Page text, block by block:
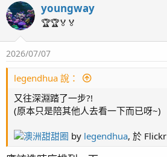
youngway
🏆🏆🏅🏅
2026/07/07
legendhua 說：
又往深淵踏了一步?!
(原本只是陪其他人去看一下而已呀~)
澳洲甜甜圈 by legendhua, 於 Flickr